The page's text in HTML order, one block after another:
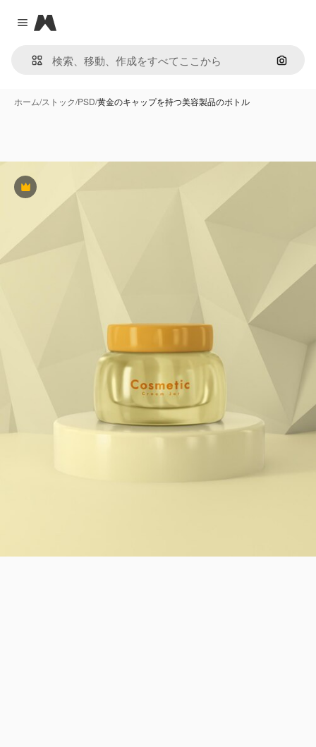
Close menu
Magnific
画像で
ホーム/ストック/PSD/黄金のキャップを持つ美容製品のボトル
Premium